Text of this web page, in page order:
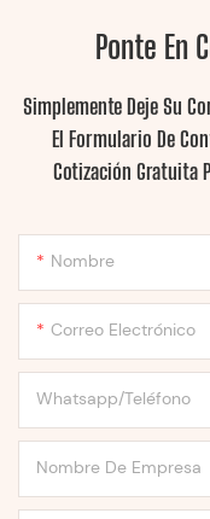
Ponte En
Simplemente Deje Su
El Formulario De
Cotización Gratuita
Nombre
Correo Electrónico
Whatsapp/Teléfono
Nombre De Empresa